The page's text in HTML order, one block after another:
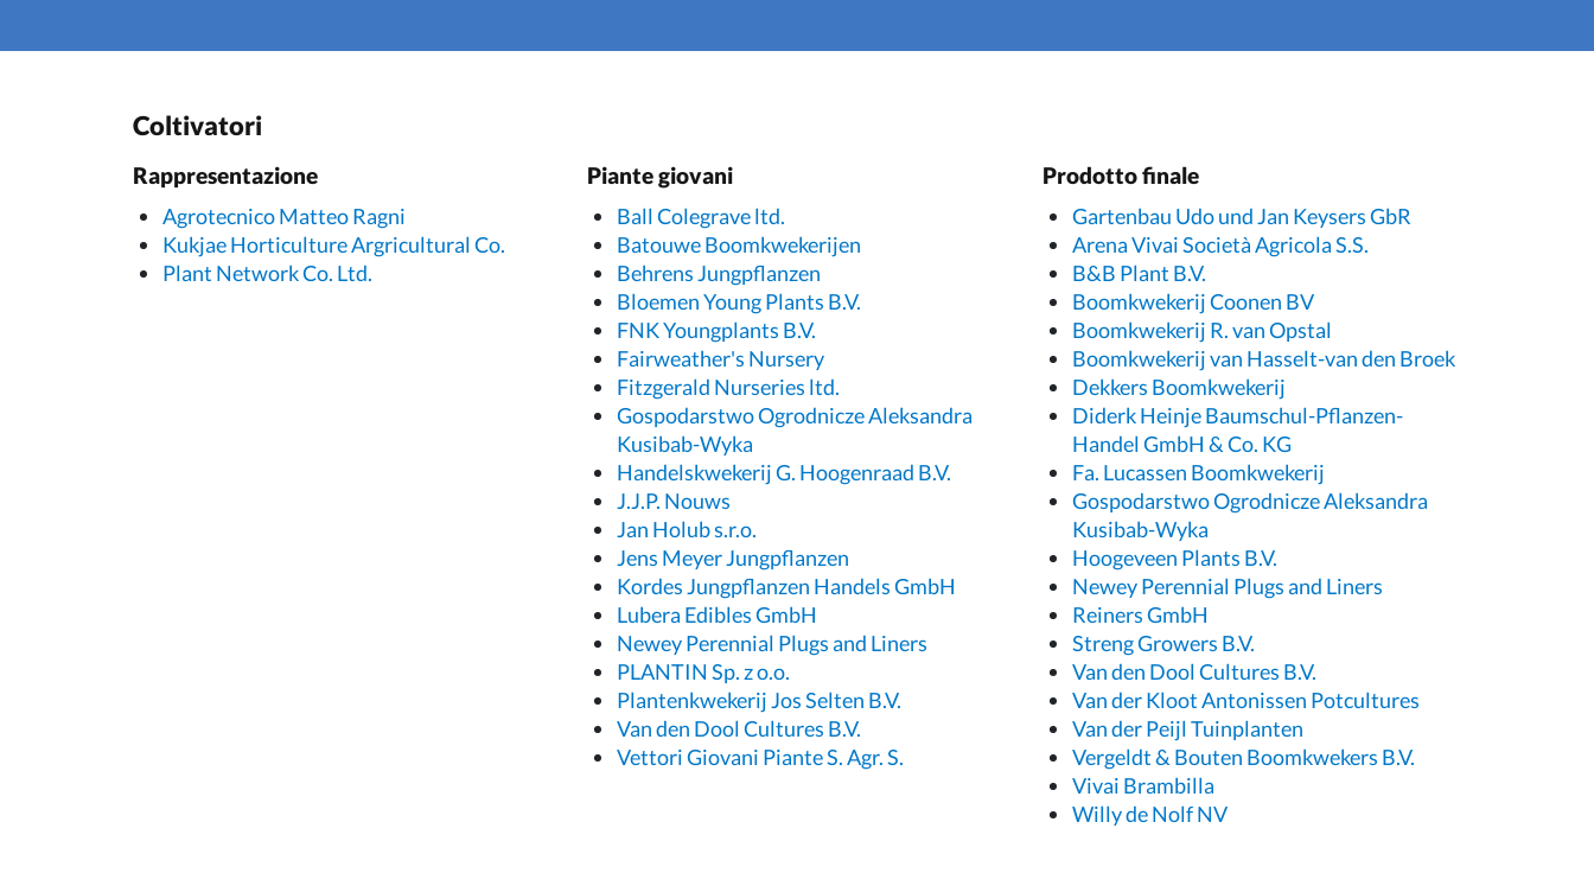
Coltivatori
Rappresentazione
Agrotecnico Matteo Ragni
Kukjae Horticulture Argricultural Co.
Plant Network Co. Ltd.
Piante giovani
Ball Colegrave ltd.
Batouwe Boomkwekerijen
Behrens Jungpflanzen
Bloemen Young Plants B.V.
FNK Youngplants B.V.
Fairweather's Nursery
Fitzgerald Nurseries ltd.
Gospodarstwo Ogrodnicze Aleksandra
Kusibab-Wyka
Handelskwekerij G. Hoogenraad B.V.
J.J.P. Nouws
Jan Holub s.r.o.
Jens Meyer Jungpflanzen
Kordes Jungpflanzen Handels GmbH
Lubera Edibles GmbH
Newey Perennial Plugs and Liners
PLANTIN Sp. z o.o.
Plantenkwekerij Jos Selten B.V.
Van den Dool Cultures B.V.
Vettori Giovani Piante S. Agr. S.
Prodotto finale
Gartenbau Udo und Jan Keysers GbR
Arena Vivai Società Agricola S.S.
B&B Plant B.V.
Boomkwekerij Coonen BV
Boomkwekerij R. van Opstal
Boomkwekerij van Hasselt-van den Broek
Dekkers Boomkwekerij
Diderk Heinje Baumschul-Pflanzen-
Handel GmbH & Co. KG
Fa. Lucassen Boomkwekerij
Gospodarstwo Ogrodnicze Aleksandra
Kusibab-Wyka
Hoogeveen Plants B.V.
Newey Perennial Plugs and Liners
Reiners GmbH
Streng Growers B.V.
Van den Dool Cultures B.V.
Van der Kloot Antonissen Potcultures
Van der Peijl Tuinplanten
Vergeldt & Bouten Boomkwekers B.V.
Vivai Brambilla
Willy de Nolf NV